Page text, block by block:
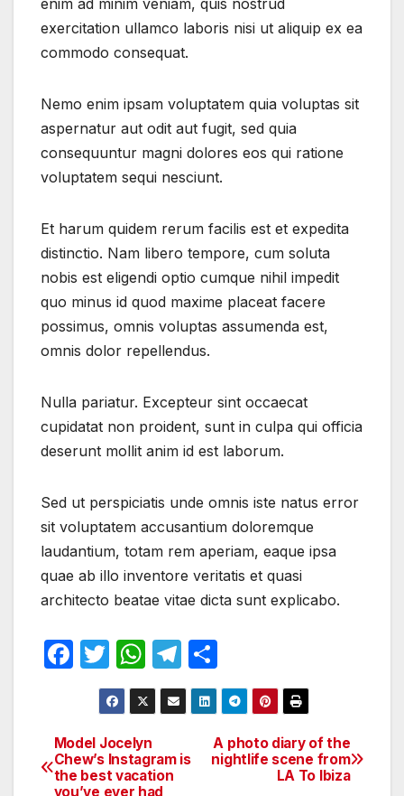
exercitation ullamco laboris nisi ut aliquip ex ea
commodo consequat.
Nemo enim ipsam voluptatem quia voluptas sit
aspernatur aut odit aut fugit, sed quia
consequuntur magni dolores eos qui ratione
voluptatem sequi nesciunt.
Et harum quidem rerum facilis est et expedita
distinctio. Nam libero tempore, cum soluta
nobis est eligendi optio cumque nihil impedit
quo minus id quod maxime placeat facere
possimus, omnis voluptas assumenda est,
omnis dolor repellendus.
Nulla pariatur. Excepteur sint occaecat
cupidatat non proident, sunt in culpa qui officia
deserunt mollit anim id est laborum.
Sed ut perspiciatis unde omnis iste natus error
sit voluptatem accusantium doloremque
laudantium, totam rem aperiam, eaque ipsa
quae ab illo inventore veritatis et quasi
architecto beatae vitae dicta sunt explicabo.
F
e
b
T
w
itt
er
W
h
at
s
A
T
el
e
a
h
ar
e
Post
A photo diary of the
nightlife scene from
LA To Ibiza
Model Jocelyn
Chew’s Instagram is
the best vacation
you’ve ever had